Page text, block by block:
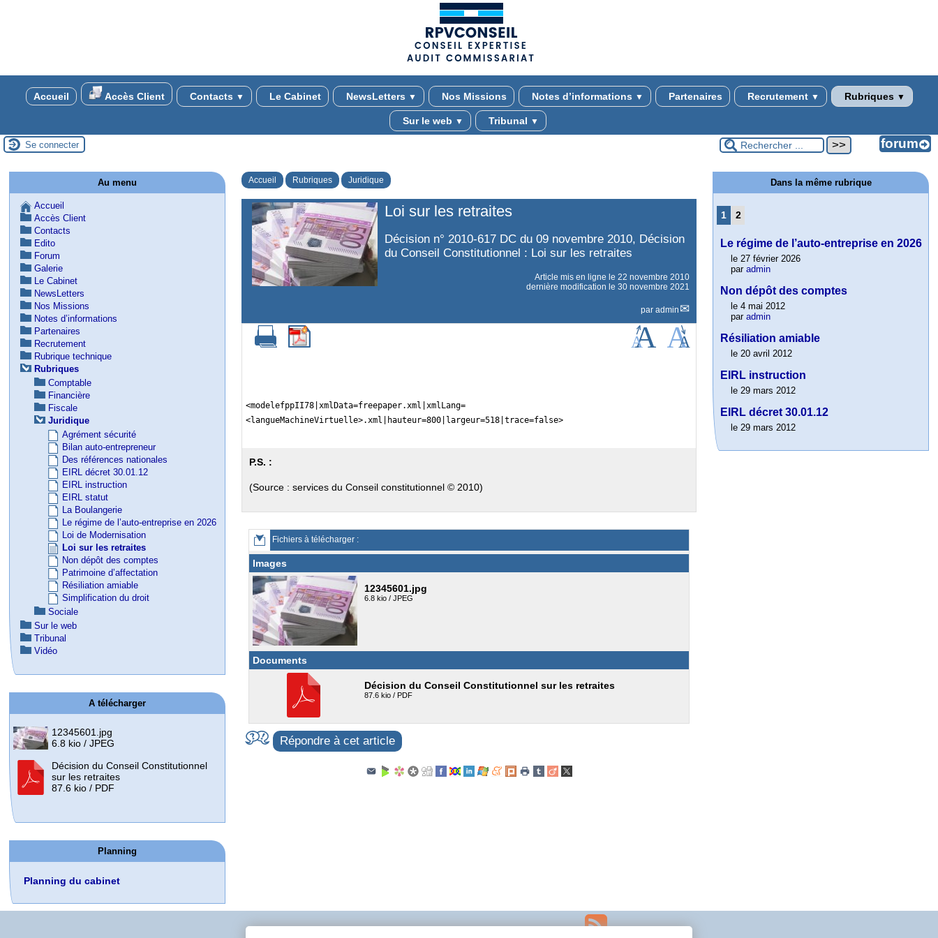
Accueil Accès Client Contacts ▼ Le Cabinet NewsLetters ▼ Nos Missions Notes d’informations ▼ Partenaires Recrutement ▼ Rubriques ▼
Sur le web ▼ Tribunal ▼
Se connecter
Accueil Rubriques Juridique
Loi sur les retraites
Décision n° 2010-617 DC du 09 novembre 2010, Décision
du Conseil Constitutionnel : Loi sur les retraites
Article mis en ligne le 22 novembre 2010
dernière modification le 30 novembre 2021
par admin
<modelefppII78|xmlData=freepaper.xml|xmlLang=
<langueMachineVirtuelle>.xml|hauteur=800|largeur=518|trace=false>
P.S. :
(Source : services du Conseil constitutionnel © 2010)
Fichiers à télécharger :
Images
12345601.jpg
6.8 kio / JPEG
Documents
Décision du Conseil Constitutionnel sur les retraites
87.6 kio / PDF
Répondre à cet article
Au menu
Accueil
Accès Client
Contacts
Edito
Forum
Galerie
Le Cabinet
NewsLetters
Nos Missions
Notes d’informations
Partenaires
Recrutement
Rubrique technique
Rubriques
Comptable
Financière
Fiscale
Juridique
Agrément sécurité
Bilan auto-entrepreneur
Des références nationales
EIRL décret 30.01.12
EIRL instruction
EIRL statut
La Boulangerie
Le régime de l’auto-entreprise en 2026
Loi de Modernisation
Loi sur les retraites
Non dépôt des comptes
Patrimoine d’affectation
Résiliation amiable
Simplification du droit
Sociale
Sur le web
Tribunal
Vidéo
A télécharger
12345601.jpg
6.8 kio / JPEG
Décision du Conseil Constitutionnel
sur les retraites
87.6 kio / PDF
Planning
Planning du cabinet
Dans la même rubrique
1 2
Le régime de l’auto-entreprise en 2026
le 27 février 2026
paradmin
Non dépôt des comptes
le 4 mai 2012
paradmin
Résiliation amiable
le 20 avril 2012
EIRL instruction
le 29 mars 2012
EIRL décret 30.01.12
le 29 mars 2012